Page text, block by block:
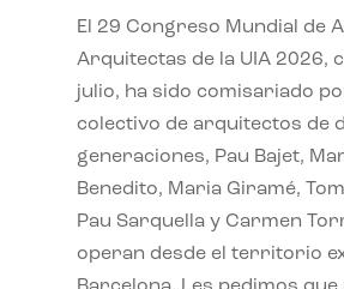
El 29 Congreso Mundial de
Arquitectas de la UIA 2026,
julio, ha sido comisariado
colectivo de arquitectos de
generaciones, Pau Bajet,
Benedito, Maria Giramé,
Pau Sarquella y Carmen
operan desde el territorio